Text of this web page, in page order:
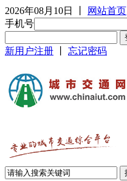
2026年08月10日 网站首页
手机号
新用户注册 忘记密码